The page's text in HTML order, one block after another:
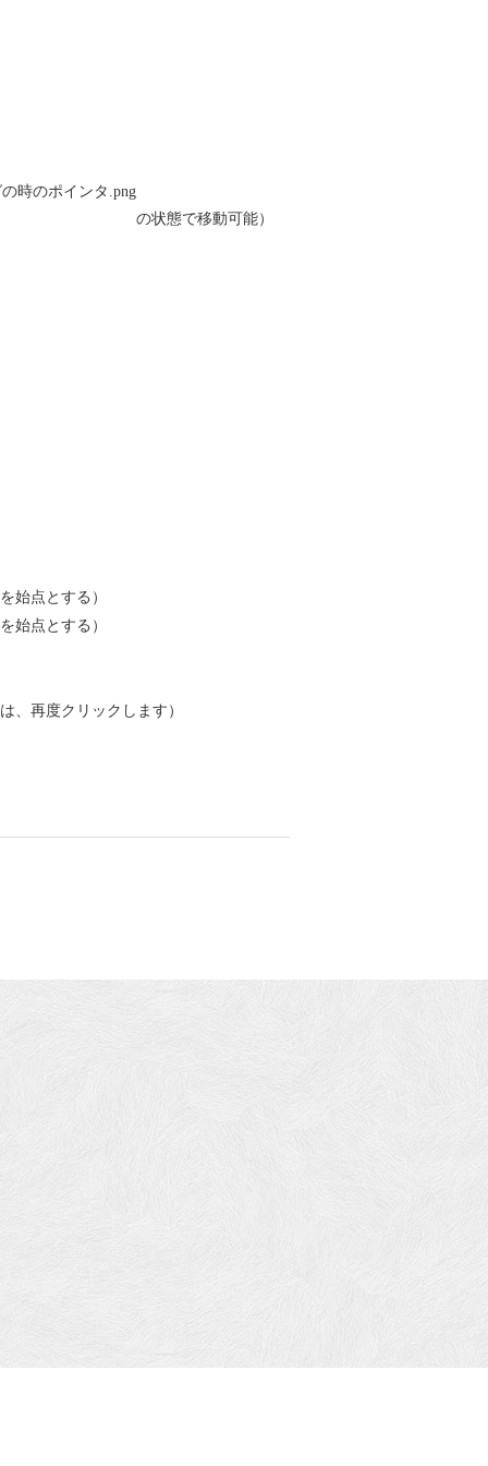
の状態で移動可能）
始点とする）
始点とする）
、再度クリックします）